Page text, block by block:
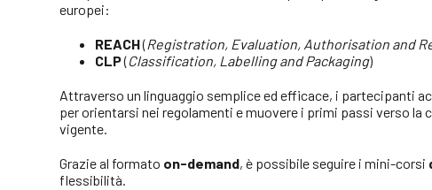
europei:
REACH(Registration, Evaluation, Authorisation and
CLP(Classification, Labelling and Packaging)
Attraverso un linguaggio semplice ed efficace, i partecipanti
per orientarsi nei regolamenti e muovere i primi passi verso la
vigente.
Grazie al formato on-demand, è possibile seguire i mini-corsi
flessibilità.